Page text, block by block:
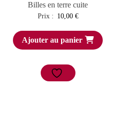
Billes en terre cuite
Prix : 10,00 €
Ajouter au panier